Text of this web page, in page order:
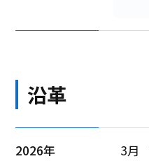
沿革
2026年 3月